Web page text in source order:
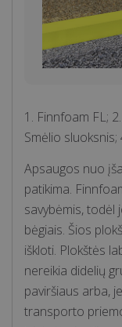
1. Finnfoam FL;
Smėlio
Apsaugos nuo
patikima.
savybėmis, todėl
bėgiais. Šios
iškloti. Plokštės
nereikia didelių
paviršiaus arba,
transporto